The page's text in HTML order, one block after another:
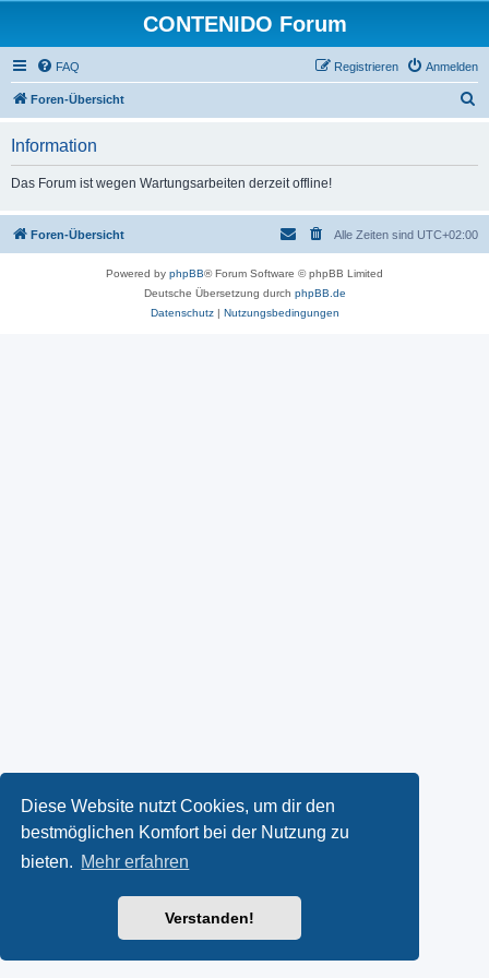
Diese Website nutzt Cookies, um dir den
bestmöglichen Komfort bei der Nutzung zu
bieten. Mehr erfahren
Verstanden!
CONTENIDO Forum
FAQ Anmelden
Registrieren
Foren-Übersicht
Information
Das Forum ist wegen Wartungsarbeiten derzeit offline!
Foren-Übersicht Alle Zeiten sind UTC+02:00
Powered by phpBB® Forum Software © phpBB Limited
Deutsche Übersetzung durch phpBB.de
Datenschutz| Nutzungsbedingungen